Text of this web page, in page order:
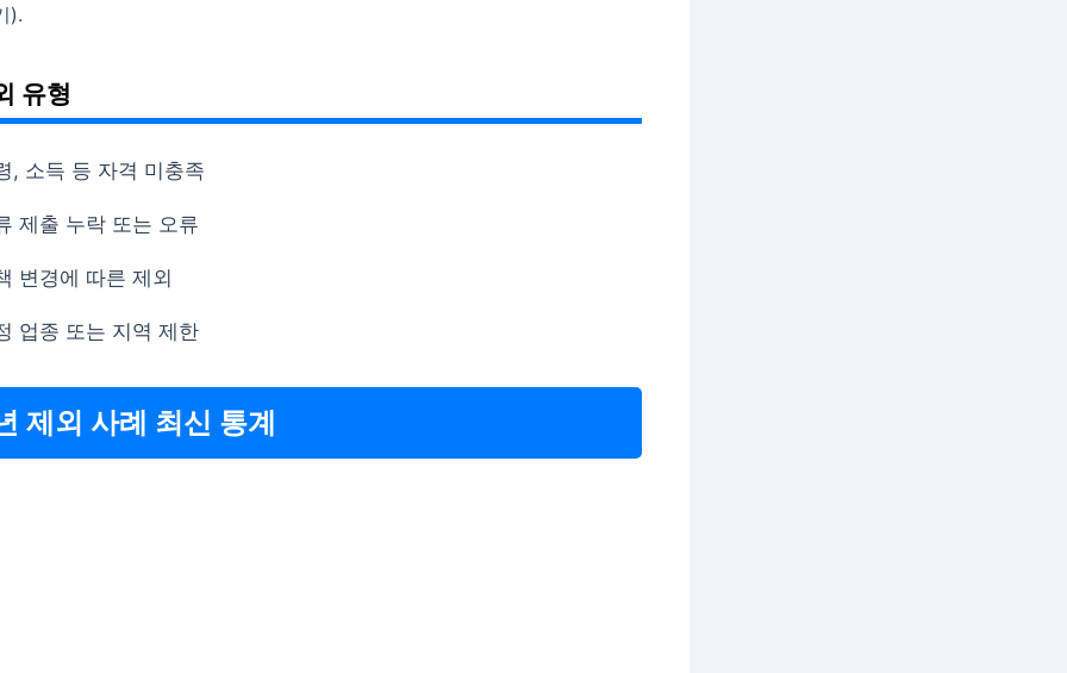
).
유형
, 소득 등 자격 미충족
제출 누락 또는 오류
변경에 따른 제외
업종 또는 지역 제한
제외 사례 최신 통계